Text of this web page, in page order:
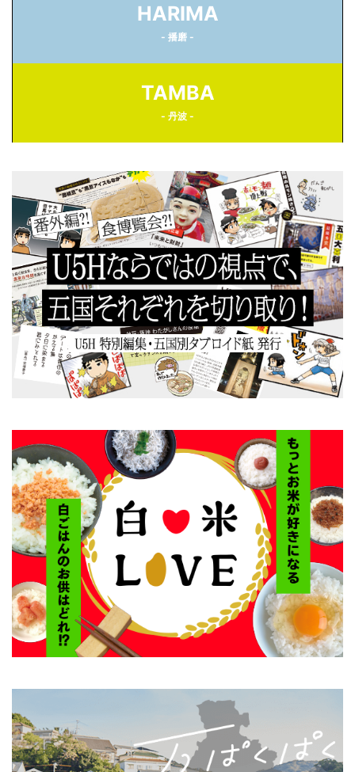
HARIMA
- 播磨 -
TAMBA
- 丹波 -